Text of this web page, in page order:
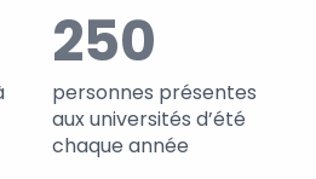
250
personnes présentes
aux universités d’été
chaque année